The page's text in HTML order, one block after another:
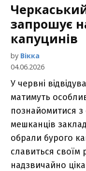
запрошує
капуцинів
by Вікка
04.06.2026
У червні
матимуть
познайомитися
мешканців
обрали бурого
славиться своїм
надзвичайно